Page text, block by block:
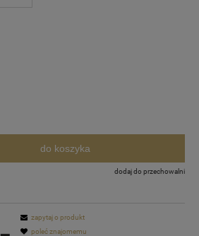
do koszyka
dodaj do przechowalni
zapytaj o produkt
poleć znajomemu